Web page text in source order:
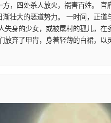
，四处杀人放火，祸害百姓。
壮大的恶道势力。 一时间，正
失身的少女，或被屠村的孤儿，
放弃了甲胄，身着轻薄的白裙，